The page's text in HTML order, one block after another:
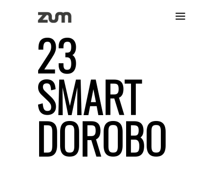
23
SMART
DOROBO